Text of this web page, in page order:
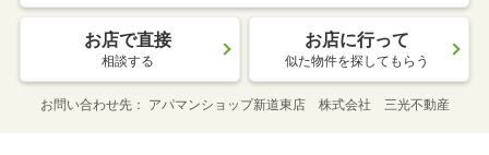
お店で直接
相談する
お店に行って
似た物件を探してもらう
お問い合わせ先 アパマンショップ新道東店 株式会社 三光不動産